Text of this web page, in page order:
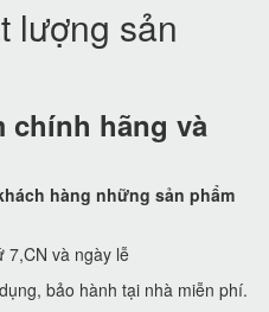
lượng sản
chính hãng và
hàng những sản phẩm
7,CN và ngày lễ
bảo hành tại nhà miễn phí.